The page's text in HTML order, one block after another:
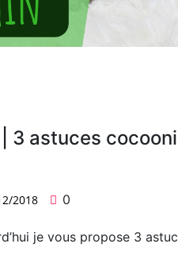
| 3 astuces
2018 0
je vous propose 3